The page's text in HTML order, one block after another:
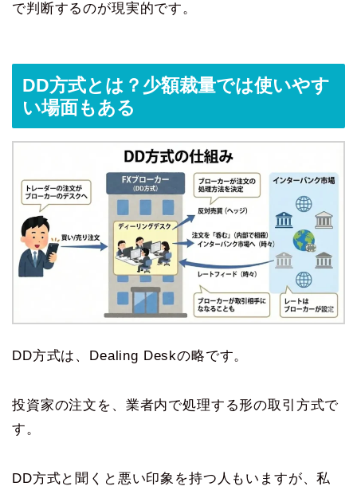
で判断するのが現実的です。
DD方式とは？少額裁量では使いやす
い場面もある
DD方式は、Dealing Deskの略です。
投資家の注文を、業者内で処理する形の取引方式で
す。
DD方式と聞くと悪い印象を持つ人もいますが、私